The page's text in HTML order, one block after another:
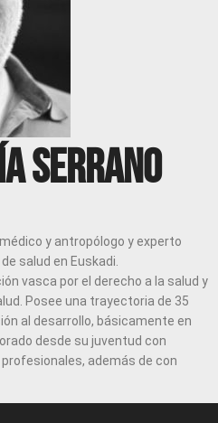
Serrano
y antropólogo y experto
salud en Euskadi.
vasca por el derecho a la salud y
Posee una trayectoria de 35
al desarrollo, básicamente en
desde su juventud con
además de con